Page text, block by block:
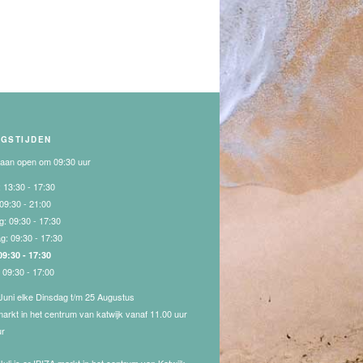
open om 09:30 uur
13:30 - 17:30
- 21:00
09:30 - 17:30
09:30 - 17:30
- 17:30
09:30 - 17:00
elke Dinsdag t/m 25 Augustus
in het centrum van katwijk vanaf 11.00 uur